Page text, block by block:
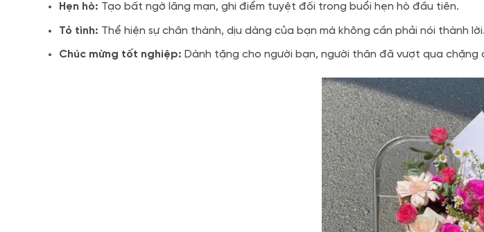
Hẹn hò: Tạo bất ngờ lãng mạn, ghi điểm tuyệt đối trong buổi hẹn hò đầu tiên.
Tỏ tình: Thể hiện sự chân thành, dịu dàng của bạn mà không cần phải nói thành lời.
Chúc mừng tốt nghiệp: Dành tặng cho người bạn, người thân đã vượt qua